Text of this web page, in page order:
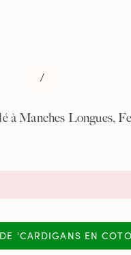
/
à Manches Longues,
'CARDIGANS EN